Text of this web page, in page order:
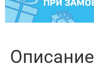
Описание